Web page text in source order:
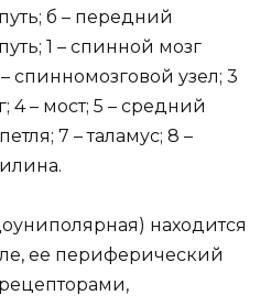
б – передний
1 – спинной мозг
спинномозговой узел; 3
4 – мост; 5 – средний
7 – таламус; 8 –
находится
ее периферический